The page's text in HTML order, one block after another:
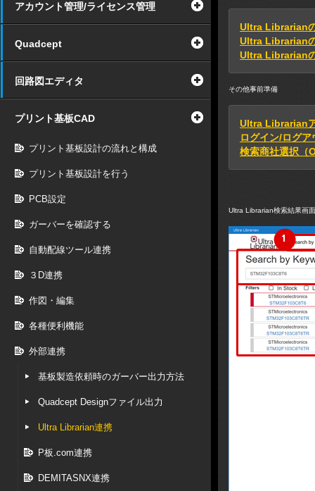
アカウント管理/ライセンス管理
Quadcept
回路図エディタ
プリント基板CAD
プリント基板設計の流れと構成
プリント基板設計を行う
PCB設定
ガーバーを確認する
自動配線ツール連携
３D連携
作図・編集
各種便利機能
外部連携
基板製造依頼時のガーバー出力方法
Quadcept Designファイル出力
Ultra Librarian連携
P板.com連携
DEMITASNX連携
Ultra Librarian
Ultra Librarian
Ultra Librarian
その他事前準備
Ultra Librarian
ログイン/ログア
検索商社選択（
Ultra Librarian検索結果画面